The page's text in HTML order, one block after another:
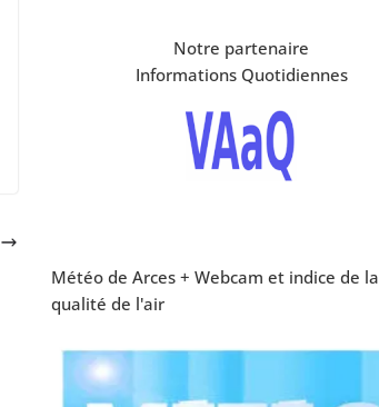
Notre partenaire
Informations Quotidiennes
Météo de Arces + Webcam et indice de la
qualité de l'air